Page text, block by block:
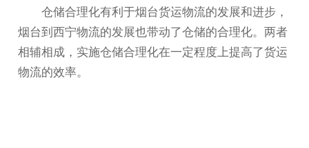
仓储合理化有利于烟台货运物流的发展和进步，
烟台到西宁物流的发展也带动了仓储的合理化。两者
相辅相成，实施仓储合理化在一定程度上提高了货运
物流的效率。